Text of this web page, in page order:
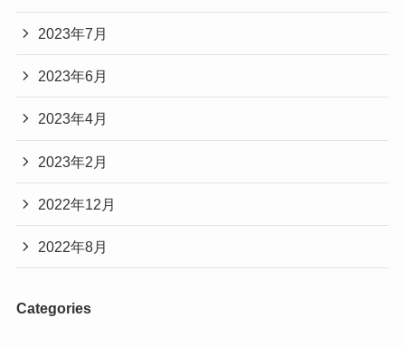
2023年7月
2023年6月
2023年4月
2023年2月
2022年12月
2022年8月
Categories